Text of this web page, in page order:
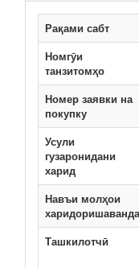
Рақами сабт
Номгӯи
танзитомҳо
Номер заявки на
покупку
Усули
гузаронидани
харид
Навъи молҳои
харидоришаванда
Ташкилотчӣ